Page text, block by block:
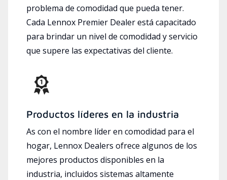
problema de comodidad que pueda tener.
Cada Lennox Premier Dealer está capacitado
para brindar un nivel de comodidad y servicio
que supere las expectativas del cliente.
Productos líderes en la industria
As con el nombre líder en comodidad para el
hogar, Lennox Dealers ofrece algunos de los
mejores productos disponibles en la
industria, incluidos sistemas altamente